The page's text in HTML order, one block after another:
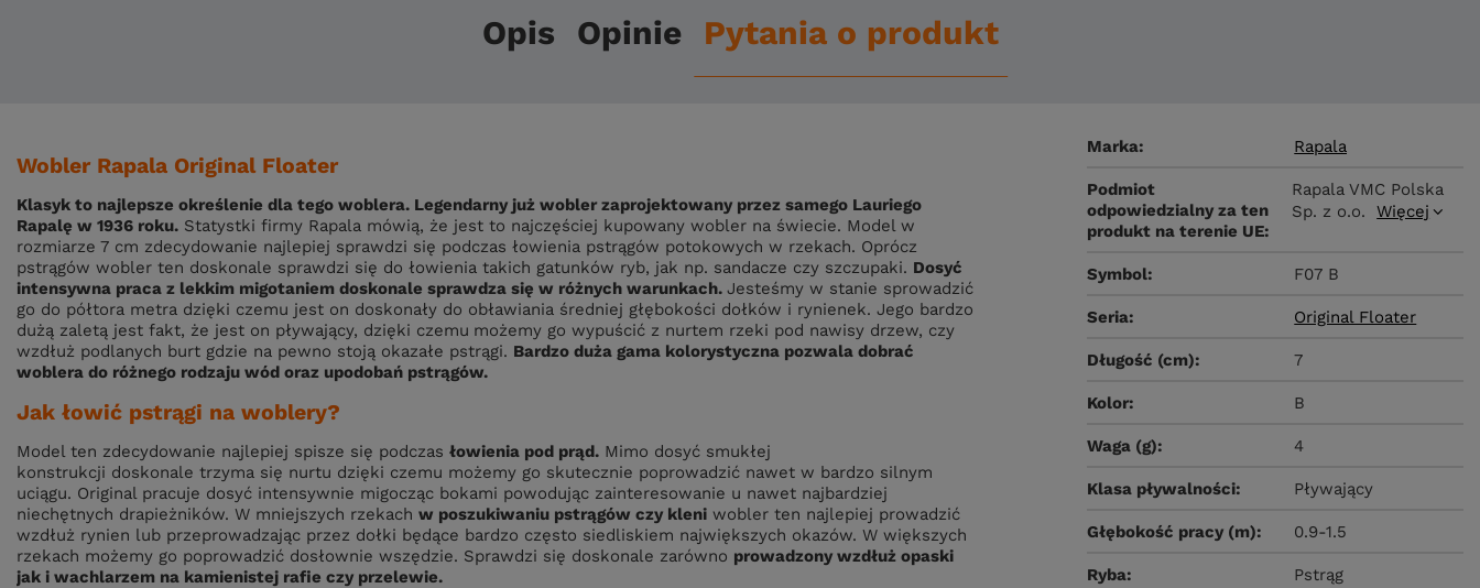
Opis Opinie Pytania o produkt
Marka Rapala
Podmiot
odpowiedzialny za ten
produkt na terenie UE
Rapala VMC Polska
Sp. z o.o.
Więcej
Symbol F07 B
Seria Original Floater
Długość (cm) 7
Kolor B
Waga (g) 4
Klasa pływalności Pływający
Głębokość pracy (m) 0.9-1.5
Ryba Pstrąg
Wobler Rapala Original Floater
Klasyk to najlepsze określenie dla tego woblera. Legendarny już wobler zaprojektowany przez samego Lauriego
Rapalę w 1936 roku. Statystki firmy Rapala mówią, że jest to najczęściej kupowany wobler na świecie. Model w
rozmiarze 7 cm zdecydowanie najlepiej sprawdzi się podczas łowienia pstrągów potokowych w rzekach. Oprócz
pstrągów wobler ten doskonale sprawdzi się do łowienia takich gatunków ryb, jak np. sandacze czy szczupaki. Dosyć
intensywna praca z lekkim migotaniem doskonale sprawdza się w różnych warunkach. Jesteśmy w stanie sprowadzić
go do półtora metra dzięki czemu jest on doskonały do obławiania średniej głębokości dołków i rynienek. Jego bardzo
dużą zaletą jest fakt, że jest on pływający, dzięki czemu możemy go wypuścić z nurtem rzeki pod nawisy drzew, czy
wzdłuż podlanych burt gdzie na pewno stoją okazałe pstrągi. Bardzo duża gama kolorystyczna pozwala dobrać
woblera do różnego rodzaju wód oraz upodobań pstrągów.
Jak łowić pstrągi na woblery?
Model ten zdecydowanie najlepiej spisze się podczas łowienia pod prąd. Mimo dosyć smukłej
konstrukcji doskonale trzyma się nurtu dzięki czemu możemy go skutecznie poprowadzić nawet w bardzo silnym
uciągu. Original pracuje dosyć intensywnie migocząc bokami powodując zainteresowanie u nawet najbardziej
niechętnych drapieżników. W mniejszych rzekach w poszukiwaniu pstrągów czy kleni wobler ten najlepiej prowadzić
wzdłuż rynien lub przeprowadzając przez dołki będące bardzo często siedliskiem największych okazów. W większych
rzekach możemy go poprowadzić dosłownie wszędzie. Sprawdzi się doskonale zarówno prowadzony wzdłuż opaski
jak i wachlarzem na kamienistej rafie czy przelewie.